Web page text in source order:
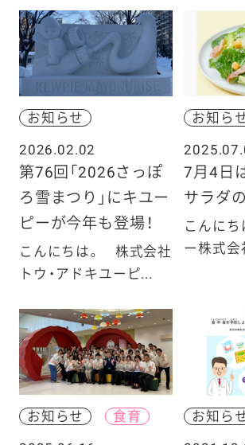
お知らせ
2026.02.02
第76回「2026さっぽ
ろ雪まつり」にキユー
ピーが今年も登場！
こんにちは。 株式会社
トウ・アドキユーピ...
お知ら
7月4日
サラダの
こんに
ー株式
お知らせ
食育
お知ら